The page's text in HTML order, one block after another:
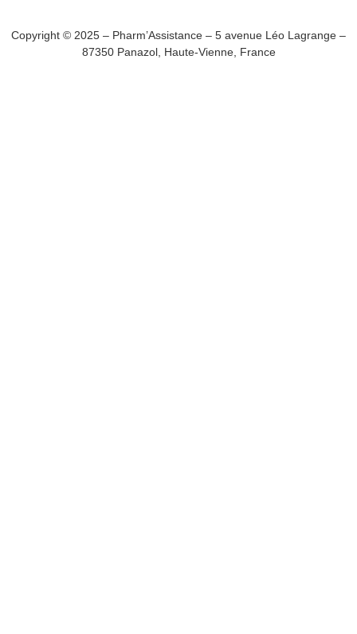
Copyright © 2025 – Pharm’Assistance – 5 avenue Léo Lagrange –
87350 Panazol, Haute-Vienne, France